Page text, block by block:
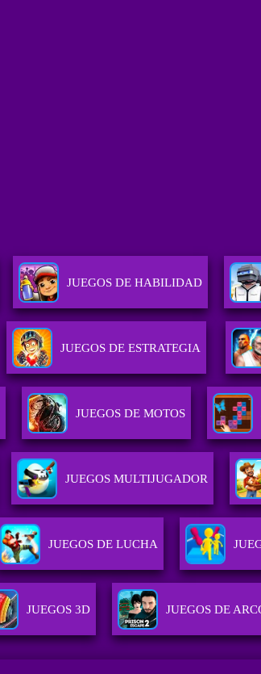
JUEGOS DE HABILIDAD
JUEGOS DE ESTRATEGIA
JUEGOS DE MOTOS
JUEGOS MULTIJUGADOR
JUEGOS DE LUCHA
JUEGOS 3D JUEGOS DE